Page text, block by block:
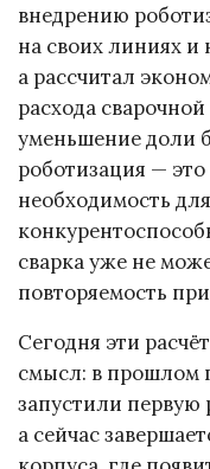
внедрению
на своих линиях и
а рассчитал
расхода
уменьшение доли
роботизация —
необходимость
сварка уже не
повторяемость
Сегодня эти
смысл: в прошлом
запустили
а сейчас